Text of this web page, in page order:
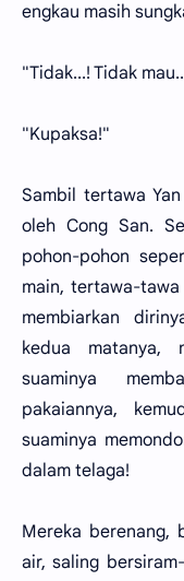
engkau masih
"Tidak...! Tidak
"Kupaksa!"
Sambil tertawa
oleh Cong San.
pohon-pohon
main, tertawa-tawa
membiarkan
kedua matanya,
suaminya
pakaiannya,
suaminya
dalam telaga!
Mereka berenang,
air, saling